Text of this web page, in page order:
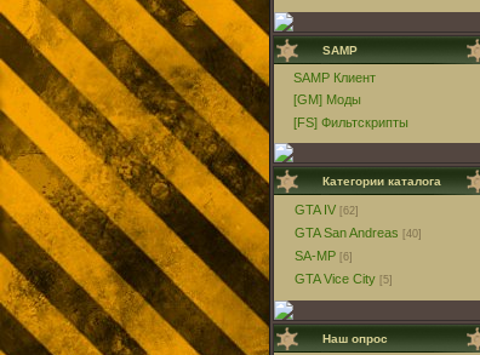
SAMP
SAMP Клиент
[GM] Моды
[FS] Фильтскрипты
Категории каталога
GTA IV [62]
GTA San Andreas [40]
SA-MP [6]
GTA Vice City [5]
Наш опрос